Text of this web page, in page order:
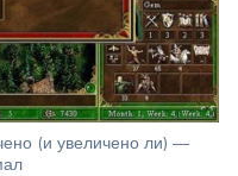
(и увеличено ли) —